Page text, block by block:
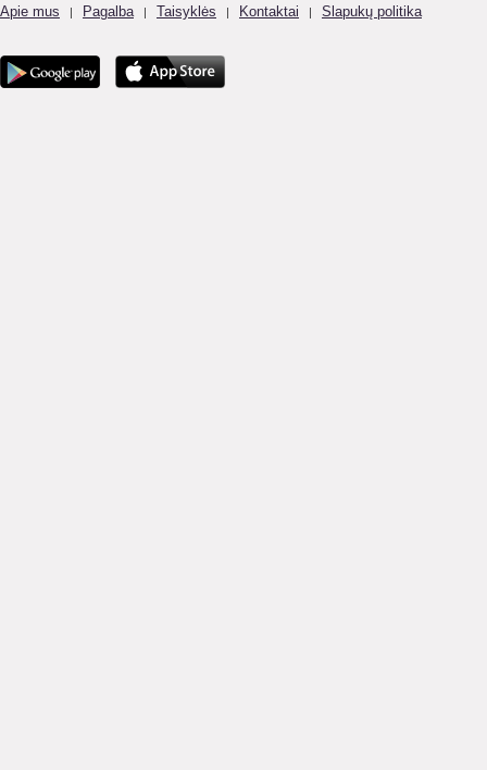
Apie mus | Pagalba | Taisyklės | Kontaktai | Slapukų politika